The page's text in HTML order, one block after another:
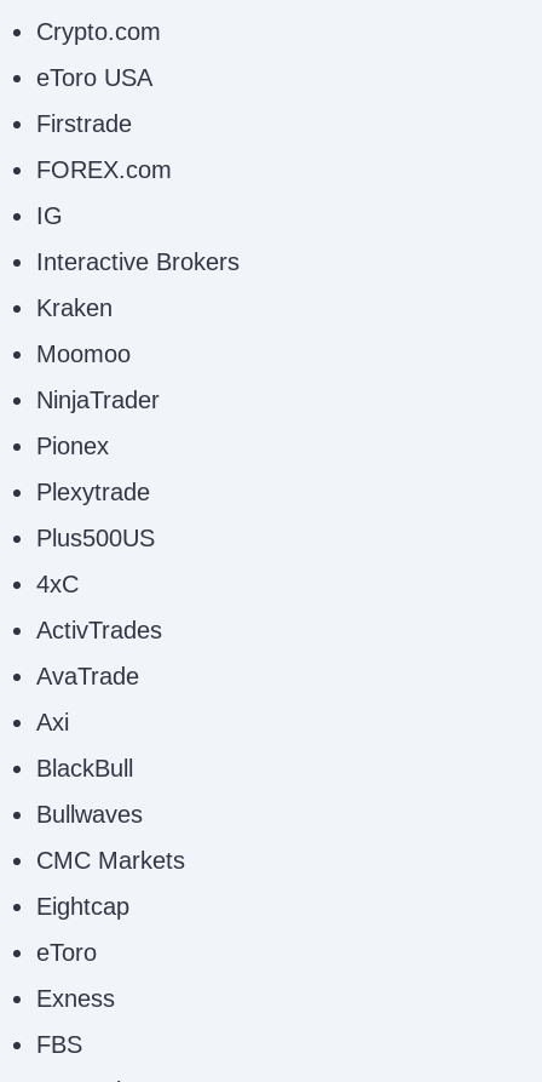
Crypto.com
eToro USA
Firstrade
FOREX.com
IG
Interactive Brokers
Kraken
Moomoo
NinjaTrader
Pionex
Plexytrade
Plus500US
4xC
ActivTrades
AvaTrade
Axi
BlackBull
Bullwaves
CMC Markets
Eightcap
eToro
Exness
FBS